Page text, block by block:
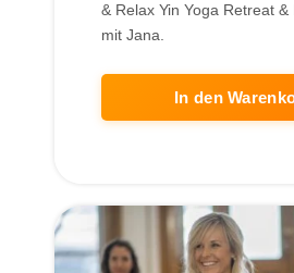
& Relax Yin Yoga Retreat &
mit Jana.
In den